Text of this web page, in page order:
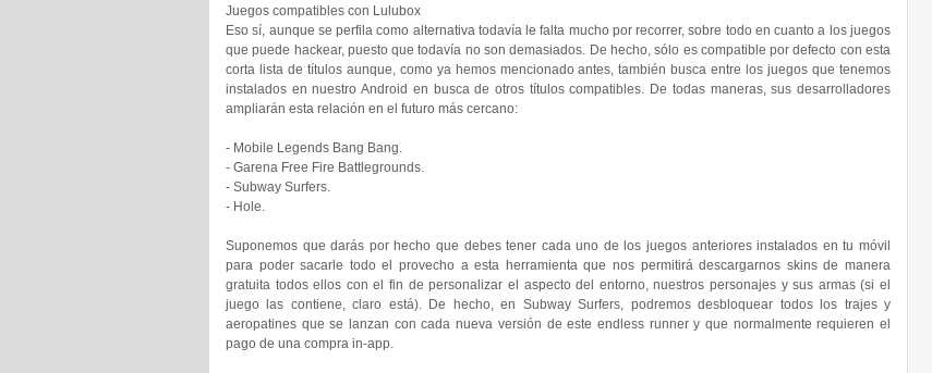
Juegos compatibles con Lulubox
Eso sí, aunque se perfila como alternativa todavía le falta mucho por recorrer, sobre todo en cuanto a los juegos
que puede hackear, puesto que todavía no son demasiados. De hecho, sólo es compatible por defecto con esta
corta lista de títulos aunque, como ya hemos mencionado antes, también busca entre los juegos que tenemos
instalados en nuestro Android en busca de otros títulos compatibles. De todas maneras, sus desarrolladores
ampliarán esta relación en el futuro más cercano:
- Mobile Legends Bang Bang.
- Garena Free Fire Battlegrounds.
- Subway Surfers.
- Hole.
Suponemos que darás por hecho que debes tener cada uno de los juegos anteriores instalados en tu móvil
para poder sacarle todo el provecho a esta herramienta que nos permitirá descargarnos skins de manera
gratuita todos ellos con el fin de personalizar el aspecto del entorno, nuestros personajes y sus armas (si el
juego las contiene, claro está). De hecho, en Subway Surfers, podremos desbloquear todos los trajes y
aeropatines que se lanzan con cada nueva versión de este endless runner y que normalmente requieren el
pago de una compra in-app.